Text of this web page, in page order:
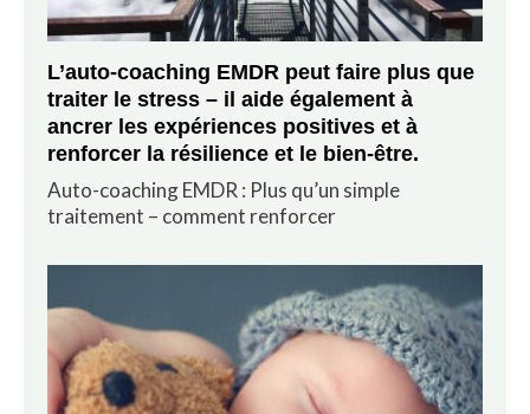
L’auto-coaching EMDR peut faire plus que
traiter le stress – il aide également à
ancrer les expériences positives et à
renforcer la résilience et le bien-être.
Auto-coaching EMDR : Plus qu’un simple
traitement – comment renforcer